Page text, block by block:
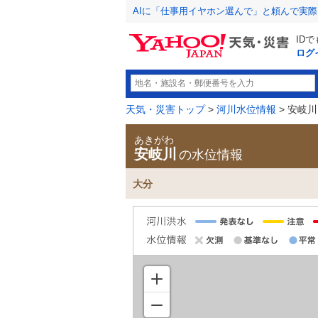
AIに「仕事用イヤホン選んで」と頼んで実
ID
ログ
天気・災害トップ> 河川水位情報 > 安岐川
あきがわ
安岐川 の水位情報
大分